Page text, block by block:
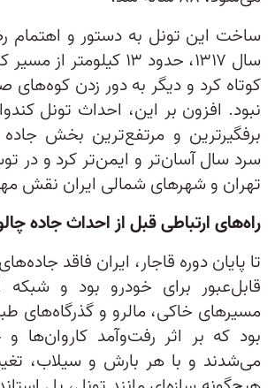
ساخت این تونل به دستور و اهتمام
سال ۱۳۱۷، حدود ۱۳
کوتاه کرد و دیگر به دور زدن کوه‌های
نبود. افزون بر این، احداث تونل
برفگیرترین و مرتفع‌ترین بخش
سرد سال آسان‌تر و ایمن‌تر کرد و در
تهران و شهرهای شمالی ایران نقش
راه‌های ارتباطی قبل از احداث جاده
تا پایان دوره قاجار، ایران فاقد
قابل‌عبور برای خودرو بود و شبکه
مسیرهای خاکی، مالرو و گذرگاه‌های
بود که بر اثر رفت‌وآمد کاروان‌ها و
می‌شدند و با هر بارش و سیلاب،